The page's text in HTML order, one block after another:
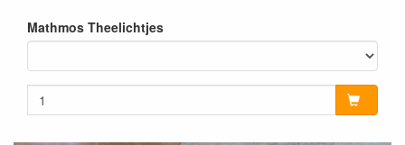
Mathmos Theelichtjes